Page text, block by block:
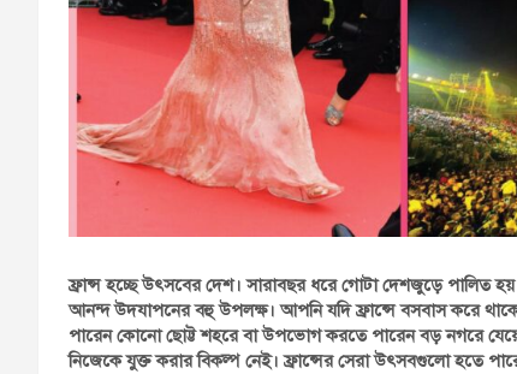
ফ্রান্স হচ্ছে উৎসবের দেশ। সারাবছর ধরে গোটা দেশজুড়ে পালিত
আনন্দ উদযাপনের বহু উপলক্ষ। আপনি যদি ফ্রান্সে বসবাস করে
পারেন কোনো ছোট্ট শহরে বা উপভোগ করতে পারেন বড় নগরে
নিজেকে যুক্ত করার বিকল্প নেই। ফ্রান্সের সেরা উৎসবগুলো হতে